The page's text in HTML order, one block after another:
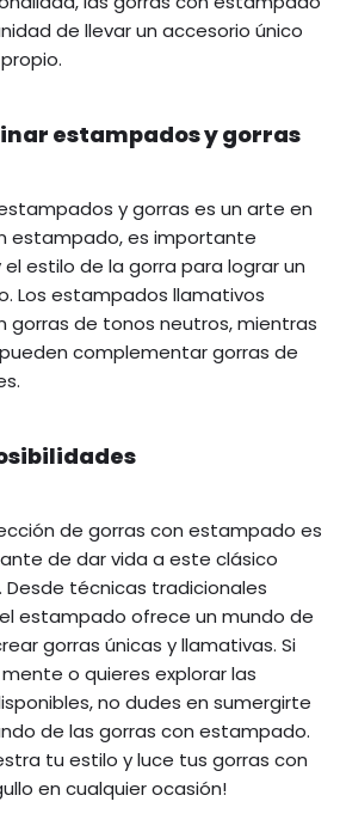
de llevar un accesorio único
estampados y gorras
y gorras es un arte en
estampado, es importante
estilo de la gorra para lograr un
Los estampados llamativos
gorras de tonos neutros, mientras
complementar gorras de
de gorras con estampado es
de dar vida a este clásico
técnicas tradicionales
estampado ofrece un mundo de
gorras únicas y llamativas. Si
o quieres explorar las
no dudes en sumergirte
de las gorras con estampado.
tu estilo y luce tus gorras con
en cualquier ocasión!